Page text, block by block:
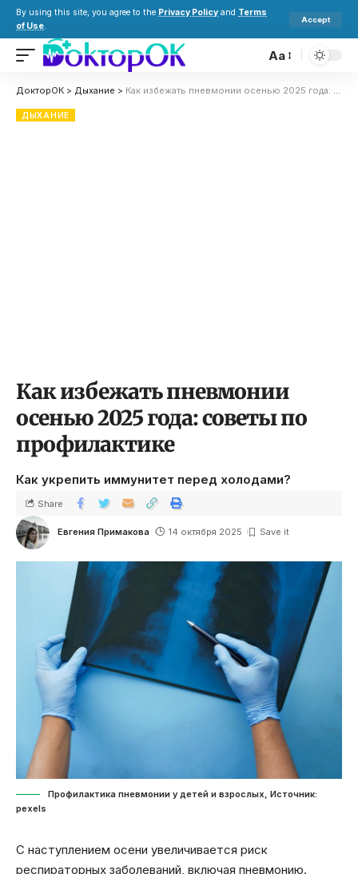
By using this site, you agree to the Privacy Policy and Terms
of Use.
Accept
Aa
ДокторОК > Дыхание > Как избежать пневмонии осенью 2025 года: советы по профилактике
ДЫХАНИЕ
Как избежать пневмонии
осенью 2025 года: советы по
профилактике
Как укрепить иммунитет перед холодами?
Евгения Примакова 14 октября 2025
Share
Профилактика пневмонии у детей и взрослых, Источник:
pexels
С наступлением осени увеличивается риск
респираторных заболеваний, включая пневмонию.